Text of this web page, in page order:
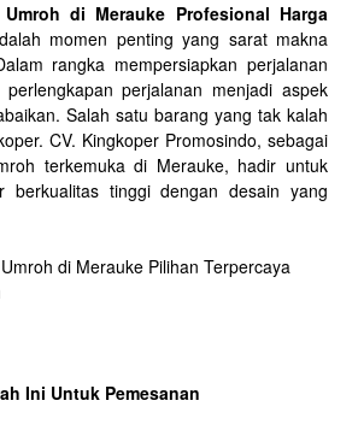
di Merauke Profesional Harga
momen penting yang sarat makna
rangka mempersiapkan perjalanan
perjalanan menjadi aspek
Salah satu barang yang tak kalah
CV. Kingkoper Promosindo, sebagai
terkemuka di Merauke, hadir untuk
berkualitas tinggi dengan desain yang
Ini Untuk Pemesanan